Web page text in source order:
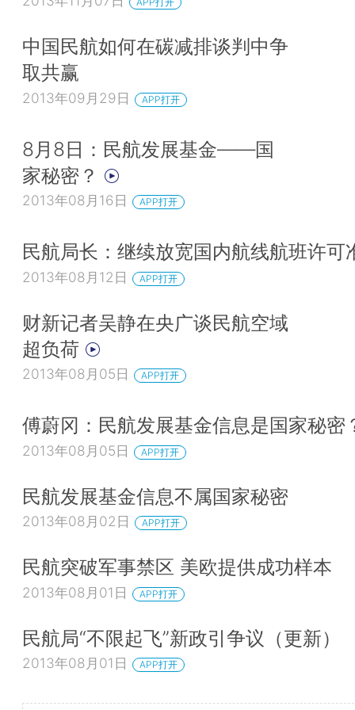
中国民航如何在碳减排谈判中争
取共赢
2013年09月29日 APP打开
8月8日：民航发展基金——国
家秘密？
2013年08月16日 APP打开
民航局长：继续放宽国内航线航班许可
2013年08月12日 APP打开
财新记者吴静在央广谈民航空域
超负荷
2013年08月05日 APP打开
傅蔚冈：民航发展基金信息是国家秘密
2013年08月05日 APP打开
民航发展基金信息不属国家秘密
2013年08月02日 APP打开
民航突破军事禁区 美欧提供成功样本
2013年08月01日 APP打开
民航局“不限起飞”新政引争议（更新）
2013年08月01日 APP打开